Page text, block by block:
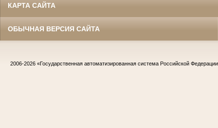
КАРТА САЙТА
ОБЫЧНАЯ ВЕРСИЯ САЙТА
2006-2026 «Государственная автоматизированная система Российской